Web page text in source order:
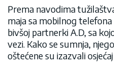
Prema navodima
maja sa mobilnog
bivšoj partnerki A.D, sa
vezi. Kako se sumnja,
oštećene su izazvali